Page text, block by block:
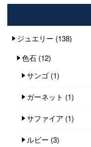
ジュエリー (138)
色石 (12)
サンゴ (1)
ガーネット (1)
サファイア (1)
ルビー (3)